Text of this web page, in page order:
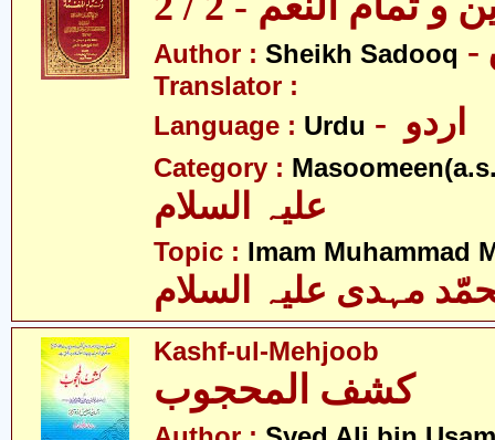
Author : Sheikh Sadooq
Translator :
Language : Urdu
Category :
Topic : Imam Muhammad
مہدی علیہ السلام
Kashf-ul-Mehjoob
کشف المحجوب